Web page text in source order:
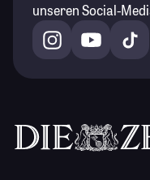
unseren Social-